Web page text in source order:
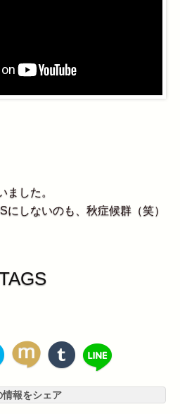
ました。
しないのも、秋症候群（笑）
情報をシェア